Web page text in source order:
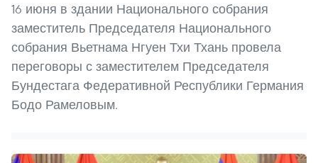
16 июня в здании Национального собрания
заместитель Председателя Национального
собрания Вьетнама Нгуен Тхи Тхань провела
переговоры с заместителем Председателя
Бундестага Федеративной Республики Германия
Бодо Рамеловым.